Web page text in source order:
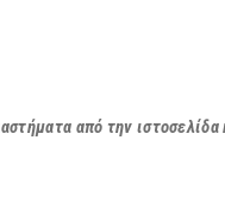
από την ιστοσελίδα